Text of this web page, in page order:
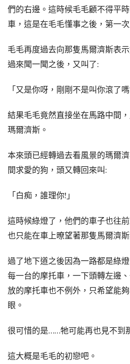
們的右邊。這時候毛毛顧不得平
車，這是在毛毛懂事之後，第一
毛毛再度過去向那隻馬爾濟斯表
過來聞一聞之後，又叫了:
「又是你呀，剛剛不是叫你滾了嗎
結果毛毛竟然直接坐在馬路中間
瑪爾濟斯。
本來頭已經轉過去看風景的瑪爾
間求愛的狗，頭又轉回來叫:
「白痴，誰理你!」
這時候綠燈了，他們的車子也往
也只能在車上暸望著那隻馬爾濟斯
過了地下道之後因為一路都是綠
每一台的摩托車，一下頭轉左邊
放的摩托車也不例外，只希望能
眼。
很可惜的是……牠可能再也見不到
這大概是毛毛的初戀吧。